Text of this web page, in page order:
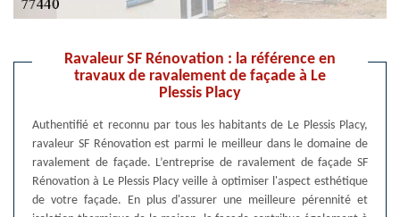
Ravaleur SF Rénovation : la référence en
travaux de ravalement de façade à Le
Plessis Placy
Authentifié et reconnu par tous les habitants de Le Plessis Placy,
ravaleur SF Rénovation est parmi le meilleur dans le domaine de
ravalement de façade. L’entreprise de ravalement de façade SF
Rénovation à Le Plessis Placy veille à optimiser l'aspect esthétique
de votre façade. En plus d'assurer une meilleure pérennité et